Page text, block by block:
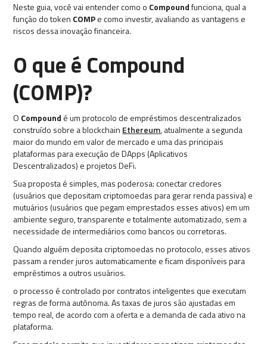
Neste guia, você vai entender como o Compoundfunciona, qual a
função do token COMPe como investir, avaliando as vantagens e
riscos dessa inovação financeira.
O que é Compound
(COMP)?
O Compound é um protocolo de empréstimos descentralizados
construído sobre a blockchain Ethereum, atualmente a segunda
maior do mundo em valor de mercado e uma das principais
plataformas para execução de DApps (Aplicativos
Descentralizados) e projetos DeFi.
Sua proposta é simples, mas poderosa: conectar credores
(usuários que depositam criptomoedas para gerar renda passiva) e
mutuários (usuários que pegam emprestados esses ativos) em um
ambiente seguro, transparente e totalmente automatizado, sem a
necessidade de intermediários como bancos ou corretoras.
Quando alguém deposita criptomoedas no protocolo, esses ativos
passam a render juros automaticamente e ficam disponíveis para
empréstimos a outros usuários.
o processo é controlado por contratos inteligentes que executam
regras de forma autônoma. As taxas de juros são ajustadas em
tempo real, de acordo com a oferta e a demanda de cada ativo na
plataforma.